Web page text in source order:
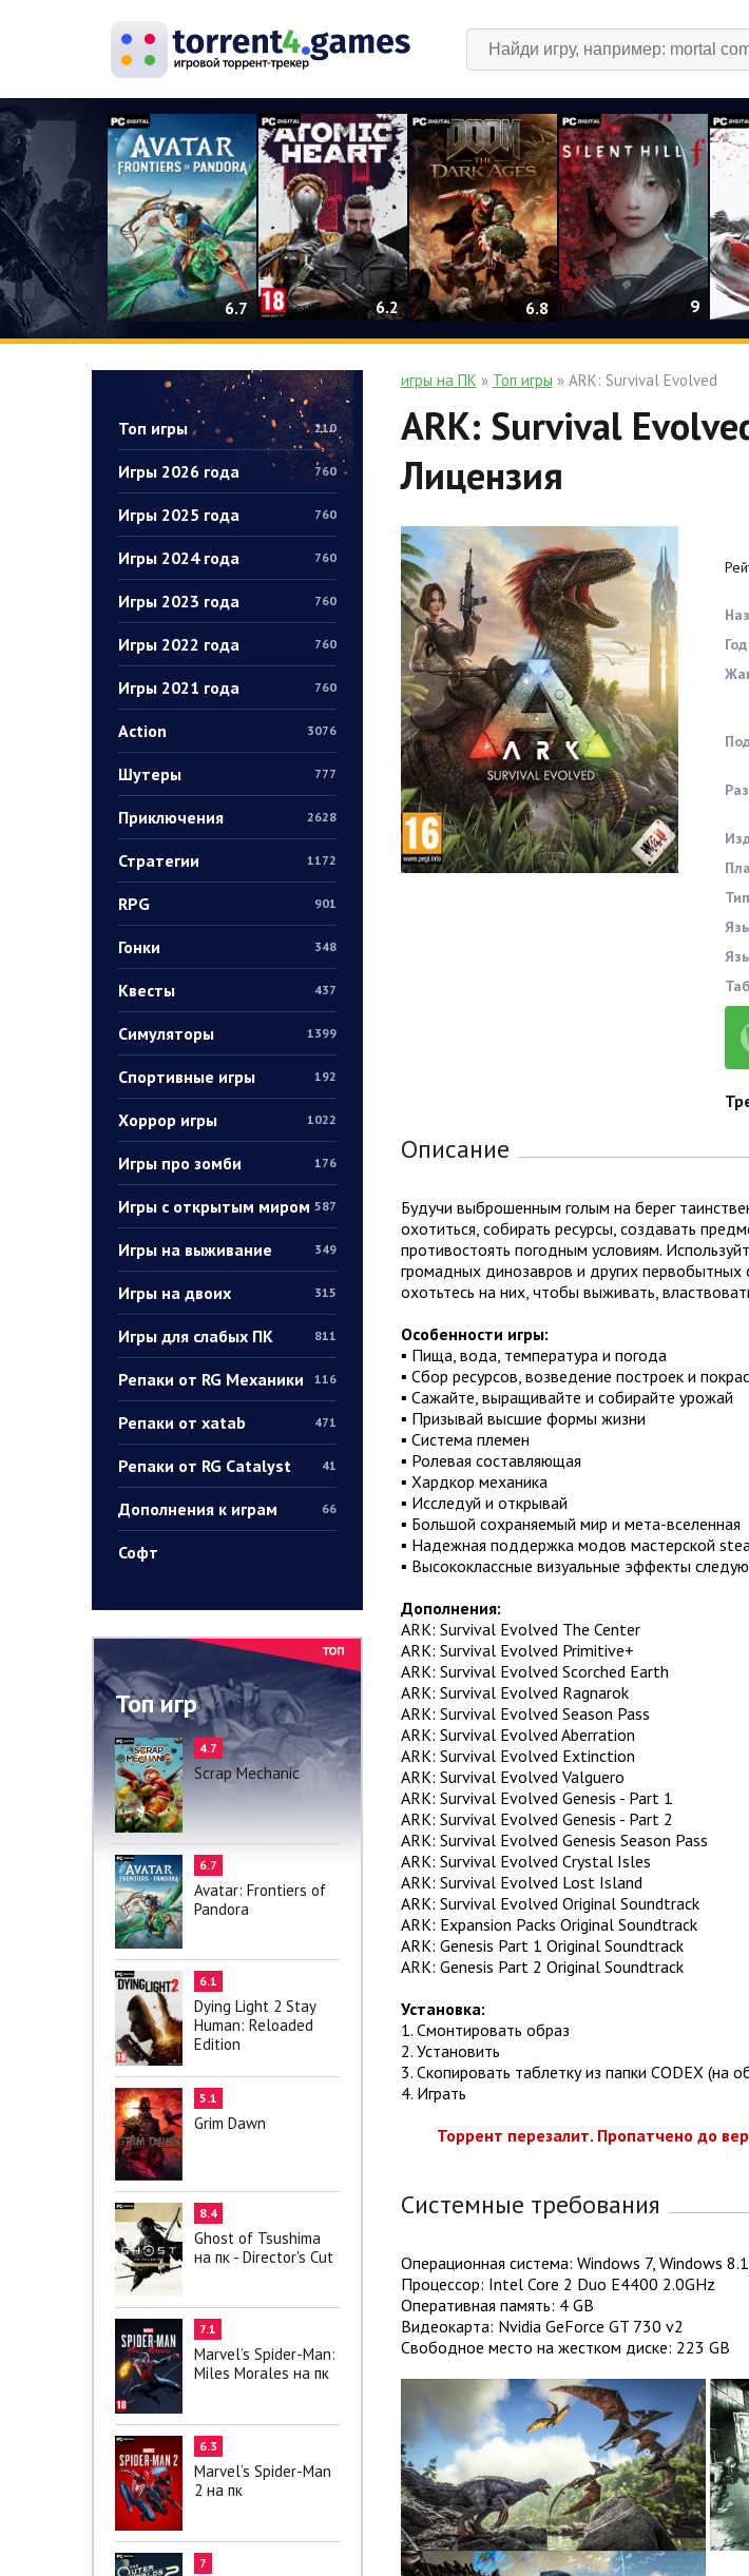
6.7 6.2 6.8 9
Топ игры 210
Игры 2026 года 760
Игры 2025 года 760
Игры 2024 года 760
Игры 2023 года 760
Игры 2022 года 760
Игры 2021 года 760
Action 3076
Шутеры 777
Приключения 2628
Стратегии 1172
RPG 901
Гонки 348
Квесты 437
Симуляторы 1399
Спортивные игры 192
Хоррор игры 1022
Игры про зомби 176
Игры с открытым миром 587
Игры на выживание 349
Игры на двоих 315
Игры для слабых ПК 811
Репаки от RG Механики 116
Репаки от xatab 471
Репаки от RG Catalyst 41
Дополнения к играм 66
Софт
Топ игр
4.7
Scrap Mechanic
6.7
Avatar: Frontiers of
Pandora
6.1
Dying Light 2 Stay
Human: Reloaded
Edition
5.1
Grim Dawn
8.4
Ghost of Tsushima
на пк - Director's Cut
7.1
Marvel’s Spider-Man:
Miles Morales на пк
6.3
Marvel’s Spider-Man
2 на пк
7
игры на ПК » Топ игры » ARK: Survival Evolved
ARK: Survival
Лицензия
Описание
Будучи выброшенным голым на берег
охотиться, собирать ресурсы, создавать
противостоять погодным условиям.
громадных динозавров и других первобытных
охотьтесь на них, чтобы выживать,
Особенности игры:
▪ Пища, вода, температура и погода
▪ Сбор ресурсов, возведение построек и
▪ Сажайте, выращивайте и собирайте урожай
▪ Призывай высшие формы жизни
▪ Система племен
▪ Ролевая составляющая
▪ Хардкор механика
▪ Исследуй и открывай
▪ Большой сохраняемый мир и мета-вселенная
▪ Надежная поддержка модов мастерской
▪ Высококлассные визуальные эффекты
Дополнения:
ARK: Survival Evolved The Center
ARK: Survival Evolved Primitive+
ARK: Survival Evolved Scorched Earth
ARK: Survival Evolved Ragnarok
ARK: Survival Evolved Season Pass
ARK: Survival Evolved Aberration
ARK: Survival Evolved Extinction
ARK: Survival Evolved Valguero
ARK: Survival Evolved Genesis - Part 1
ARK: Survival Evolved Genesis - Part 2
ARK: Survival Evolved Genesis Season Pass
ARK: Survival Evolved Crystal Isles
ARK: Survival Evolved Lost Island
ARK: Survival Evolved Original Soundtrack
ARK: Expansion Packs Original Soundtrack
ARK: Genesis Part 1 Original Soundtrack
ARK: Genesis Part 2 Original Soundtrack
Установка:
1. Смонтировать образ
2. Установить
3. Скопировать таблетку из папки CODEX (на
4. Играть
Торрент перезалит. Пропатчено до
Системные требования
Операционная система: Windows 7, Windows
Процессор: Intel Core 2 Duo E4400 2.0GHz
Оперативная память: 4 GB
Видеокарта: Nvidia GeForce GT 730 v2
Свободное место на жестком диске: 223 GB